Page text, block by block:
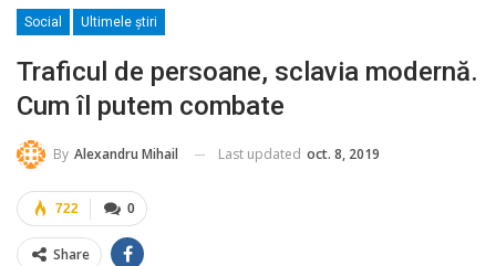
Social Ultimele ştiri
Traficul de persoane, sclavia modernă.
Cum îl putem combate
By Alexandru Mihail Last updated oct. 8, 2019
0
722
Share